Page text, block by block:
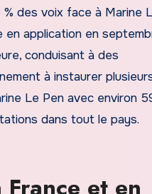
% des voix face à Marine
en application en
conduisant à des
à instaurer
Le Pen avec environ
dans tout le pays.